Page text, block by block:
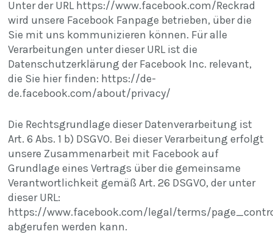
Unter der URL https://www.facebook.com/Reckrad
wird unsere Facebook Fanpage betrieben, über die
Sie mit uns kommunizieren können. Für alle
Verarbeitungen unter dieser URL ist die
Datenschutzerklärung der Facebook Inc. relevant,
die Sie hier finden: https://de-
de.facebook.com/about/privacy/
Die Rechtsgrundlage dieser Datenverarbeitung ist
Art. 6 Abs. 1 b) DSGVO. Bei dieser Verarbeitung erfolgt
unsere Zusammenarbeit mit Facebook auf
Grundlage eines Vertrags über die gemeinsame
Verantwortlichkeit gemäß Art. 26 DSGVO, der unter
dieser URL:
https://www.facebook.com/legal/terms/
abgerufen werden kann.